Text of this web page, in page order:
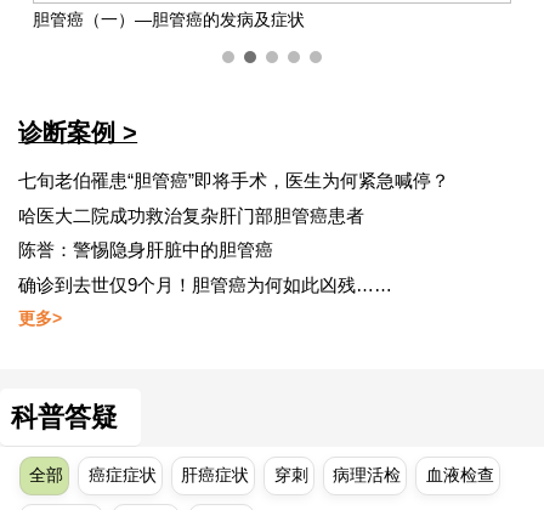
小细针，大作用——超声引导下实体肿瘤穿刺活检技术
诊断案例 >
七旬老伯罹患“胆管癌”即将手术，医生为何紧急喊停？
哈医大二院成功救治复杂肝门部胆管癌患者
陈誉：警惕隐身肝脏中的胆管癌
确诊到去世仅9个月！胆管癌为何如此凶残……
更多>
科普答疑
全部 癌症症状 肝癌症状 穿刺 病理活检 血液检查